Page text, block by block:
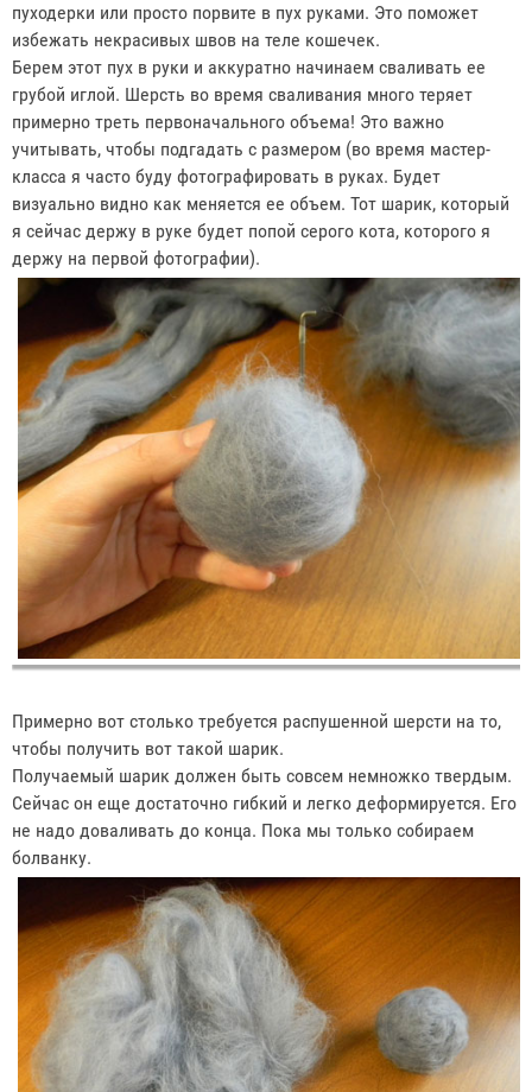
пуходерки или просто порвите в пух руками. Это поможет
избежать некрасивых швов на теле кошечек.
Берем этот пух в руки и аккуратно начинаем сваливать ее
грубой иглой. Шерсть во время сваливания много теряет
примерно треть первоначального объема! Это важно
учитывать, чтобы подгадать с размером (во время мастер-
класса я часто буду фотографировать в руках. Будет
визуально видно как меняется ее объем. Тот шарик, который
я сейчас держу в руке будет попой серого кота, которого я
держу на первой фотографии).
Примерно вот столько требуется распушенной шерсти на то,
чтобы получить вот такой шарик.
Получаемый шарик должен быть совсем немножко твердым.
Сейчас он еще достаточно гибкий и легко деформируется. Его
не надо доваливать до конца. Пока мы только собираем
болванку.